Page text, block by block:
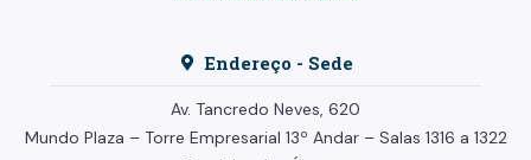
Endereço - Sede
Av. Tancredo Neves, 620
Mundo Plaza – Torre Empresarial 13º Andar – Salas 1316 a 1322